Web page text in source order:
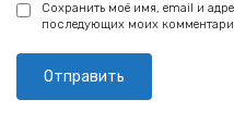
Сохранить моё имя, email и
последующих моих